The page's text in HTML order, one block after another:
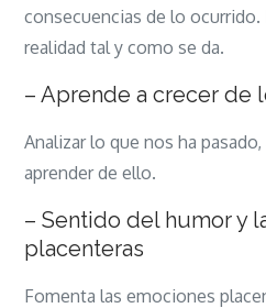
consecuencias de lo ocurrido.
realidad tal y como se da.
– Aprende a crecer de
Analizar lo que nos ha
aprender de ello.
– Sentido del humor y
placenteras
Fomenta las emociones